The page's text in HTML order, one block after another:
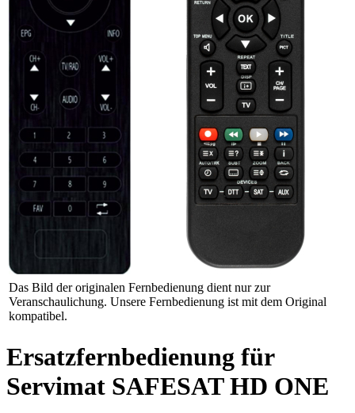
Das Bild der originalen Fernbedienung dient nur zur
Veranschaulichung. Unsere Fernbedienung ist mit dem Original
kompatibel.
Ersatzfernbedienung für
Servimat SAFESAT HD ONE